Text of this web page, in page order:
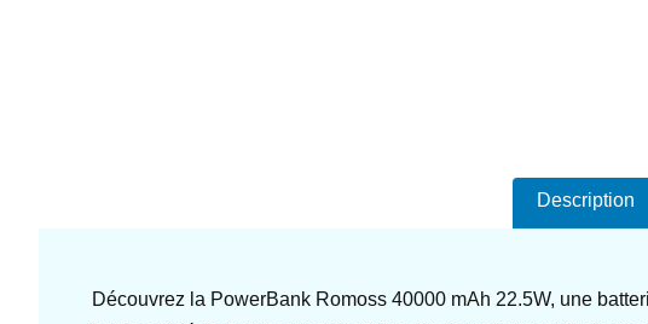
Description
Découvrez la PowerBank Romoss 40000 mAh 22.5W, une